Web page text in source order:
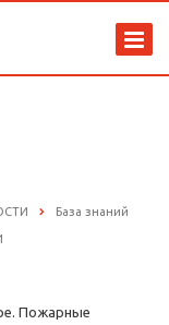
База знаний
Пожарные